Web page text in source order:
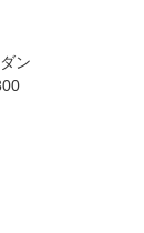
ン